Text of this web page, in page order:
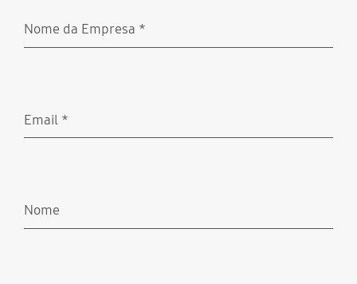
Nome da Empresa *
Email *
Nome